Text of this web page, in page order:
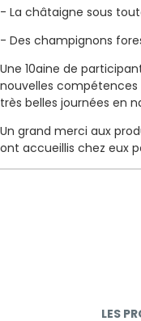
- La châtaigne sous
- Des champignons
Une 10aine de
nouvelles
très belles journées en
Un grand merci aux
ont accueillis chez eux
LES